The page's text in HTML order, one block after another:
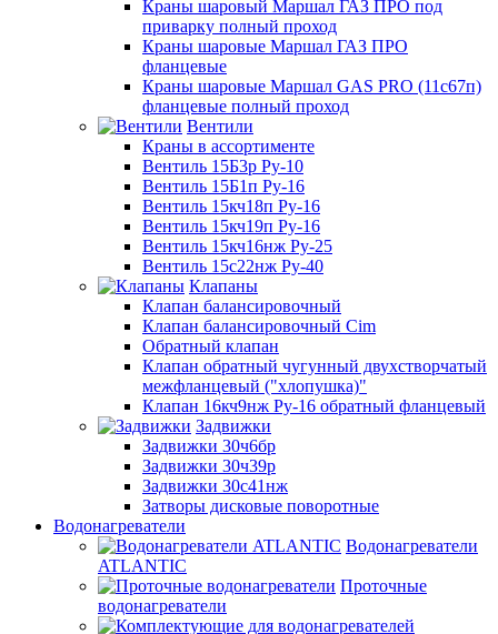
Краны шаровый Маршал ГАЗ ПРО под
приварку полный проход
Краны шаровые Маршал ГАЗ ПРО
фланцевые
Краны шаровые Маршал GAS PRO (11с67п)
фланцевые полный проход
Вентили
Краны в ассортименте
Вентиль 15Б3р Ру-10
Вентиль 15Б1п Ру-16
Вентиль 15кч18п Ру-16
Вентиль 15кч19п Ру-16
Вентиль 15кч16нж Ру-25
Вентиль 15с22нж Ру-40
Клапаны
Клапан балансировочный
Клапан балансировочный Cim
Обратный клапан
Клапан обратный чугунный двухстворчатый
межфланцевый ("хлопушка)"
Клапан 16кч9нж Ру-16 обратный фланцевый
Задвижки
Задвижки 30ч6бр
Задвижки 30ч39р
Задвижки 30с41нж
Затворы дисковые поворотные
Водонагреватели
Водонагреватели
ATLANTIC
Проточные
водонагреватели